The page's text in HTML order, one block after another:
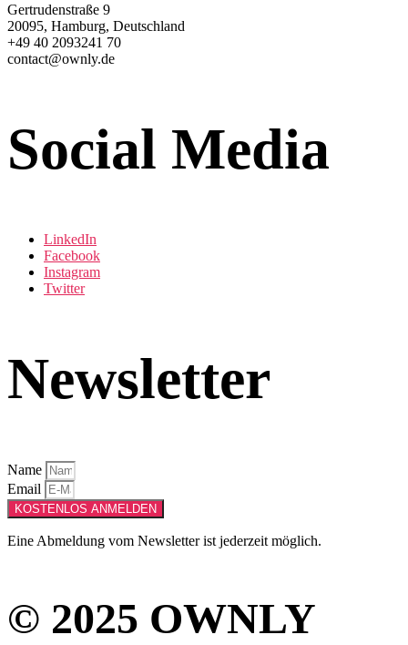
Gertrudenstraße 9
20095, Hamburg, Deutschland
+49 40 2093241 70
contact@ownly.de
Social Media
LinkedIn
Facebook
Instagram
Twitter
Newsletter
Name
Email
KOSTENLOS ANMELDEN
Eine Abmeldung vom Newsletter ist jederzeit möglich.
© 2025 OWNLY